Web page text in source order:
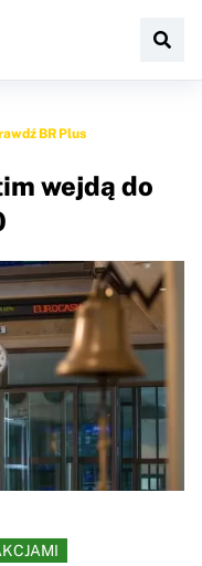
BR Plus
wejdą do